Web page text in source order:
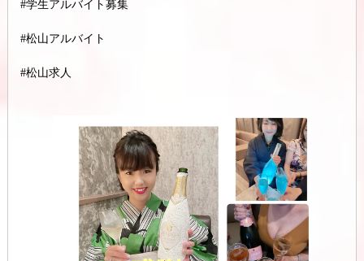
#学生アルバイト募集
#松山アルバイト
#松山求人